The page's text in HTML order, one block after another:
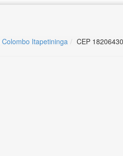
Itapetininga CEP